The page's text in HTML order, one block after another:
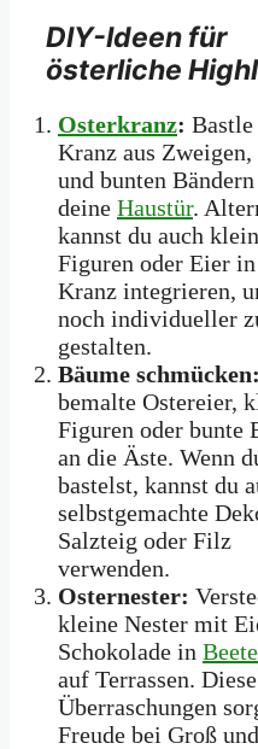
DIY-Ideen für
österliche
Osterkranz: Bastle
Kranz aus Zweigen,
und bunten
deine Haustür.
kannst du auch
Figuren oder Eier in
Kranz integrieren,
noch individueller
gestalten.
Bäume schmücken:
bemalte Ostereier,
Figuren oder bunte
an die Äste. Wenn
bastelst, kannst du
selbstgemachte
Salzteig oder Filz
verwenden.
Osternester:
kleine Nester mit
Schokolade in
auf Terrassen.
Überraschungen
Freude bei Groß